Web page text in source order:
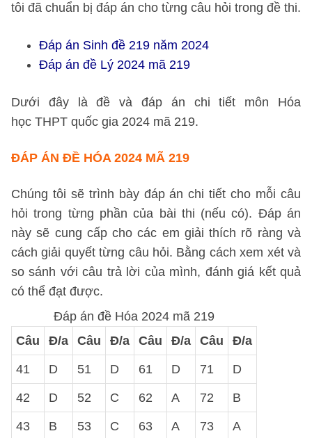
tôi đã chuẩn bị đáp án cho từng câu hỏi trong đề thi.
Đáp án Sinh đề 219 năm 2024
Đáp án đề Lý 2024 mã 219
Dưới đây là đề và đáp án chi tiết môn Hóa
học THPT quốc gia 2024 mã 219.
ĐÁP ÁN ĐỀ HÓA 2024 MÃ 219
Chúng tôi sẽ trình bày đáp án chi tiết cho mỗi câu
hỏi trong từng phần của bài thi (nếu có). Đáp án
này sẽ cung cấp cho các em giải thích rõ ràng và
cách giải quyết từng câu hỏi. Bằng cách xem xét và
so sánh với câu trả lời của mình, đánh giá kết quả
có thể đạt được.
Đáp án đề Hóa 2024 mã 219
Câu
Đ/a Câu Đ/a Câu Đ/a Câu Đ/a
41 D 51 D 61 D 71 D
42 D 52 C 62 A 72 B
43 B 53 C 63 A 73 A